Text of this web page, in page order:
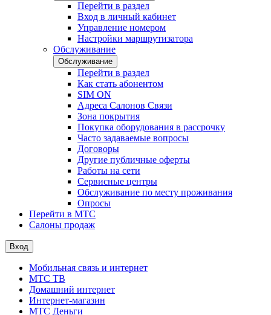
Перейти в раздел
Вход в личный кабинет
Управление номером
Настройки маршрутизатора
Обслуживание
Обслуживание
Перейти в раздел
Как стать абонентом
SIM ON
Адреса Салонов Связи
Зона покрытия
Покупка оборудования в рассрочку
Часто задаваемые вопросы
Договоры
Другие публичные оферты
Работы на сети
Сервисные центры
Обслуживание по месту проживания
Опросы
Перейти в МТС
Салоны продаж
Вход
Мобильная связь и интернет
МТС ТВ
Домашний интернет
Интернет-магазин
МТС Деньги